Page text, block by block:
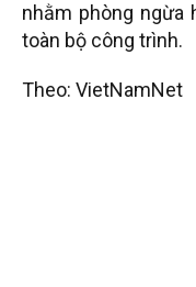
nhằm phòng ngừa
toàn bộ công trình.
Theo: VietNamNet